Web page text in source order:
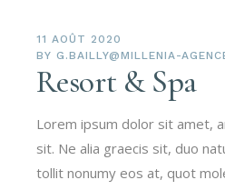
11 AOÛT 2020
BY G.BAILLY@MILLENIA-
Resort & Spa
Lorem ipsum dolor sit amet,
sit. Ne alia graecis sit, duo
tollit nonumy eos at, quot